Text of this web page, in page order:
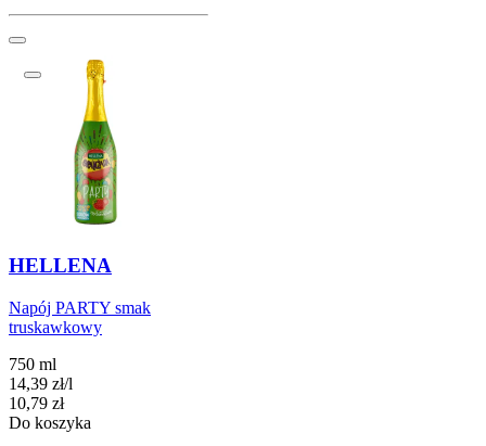
HELLENA
Napój PARTY smak
truskawkowy
750 ml
14,39 zł/l
Cena
10,79 zł
Do koszyka